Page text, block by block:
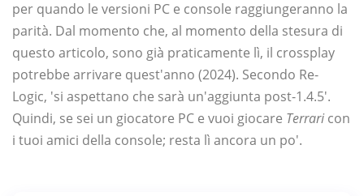
per quando le versioni PC e console raggiungeranno la
parità. Dal momento che, al momento della stesura di
questo articolo, sono già praticamente lì, il crossplay
potrebbe arrivare quest'anno (2024). Secondo Re-
Logic, 'si aspettano che sarà un'aggiunta post-1.4.5'.
Quindi, se sei un giocatore PC e vuoi giocare Terrari con
i tuoi amici della console; resta lì ancora un po'.